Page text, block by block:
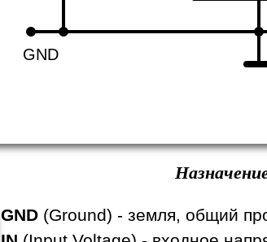
GND
GND (Ground) - земля, общий